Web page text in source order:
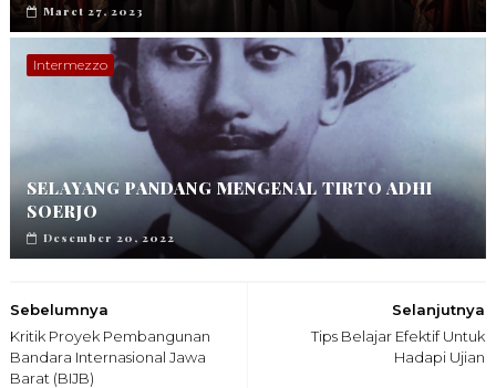
Maret 27, 2023
Intermezzo
SELAYANG PANDANG MENGENAL TIRTO ADHI
SOERJO
Desember 20, 2022
Selanjutnya
Tips Belajar Efektif Untuk
Hadapi Ujian
Sebelumnya
Kritik Proyek Pembangunan
Bandara Internasional Jawa
Barat (BIJB)